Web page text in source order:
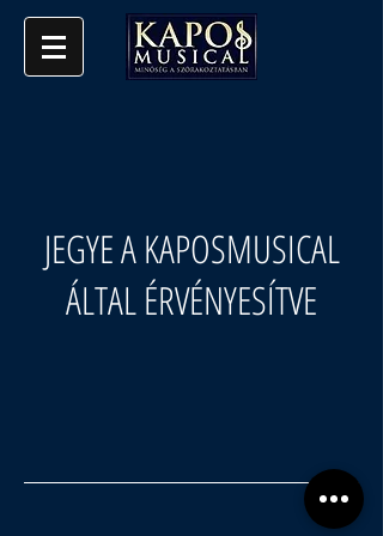
JEGYE A KAPOSMUSICAL
ÁLTAL ÉRVÉNYESÍTVE